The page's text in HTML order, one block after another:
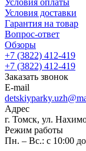
Условия доставки
Гарантия на товар
Вопрос-ответ
Обзоры
+7 (3822) 412-419
+7 (3822) 412-419
Заказать звонок
E-mail
Адрес
г. Томск, ул.
Режим работы
Пн. – Вс.: с 10:00